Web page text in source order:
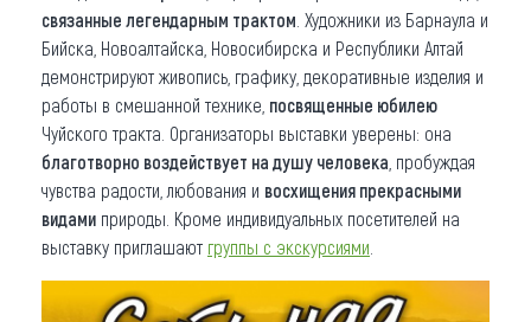
связанные легендарным трактом . Художники из Барнаула и
Бийска, Новоалтайска, Новосибирска и Республики Алтай
демонстрируют живопись, графику, декоративные изделия и
работы в смешанной технике, посвященные юбилею
Чуйского тракта. Организаторы выставки уверены: она
благотворно воздействует на душу человека , пробуждая
чувства радости, любования и восхищения прекрасными
видами природы. Кроме индивидуальных посетителей на
выставку приглашают группы с экскурсиями